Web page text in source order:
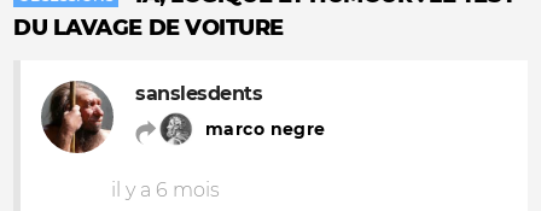
DU LAVAGE DE VOITURE
sanslesdents
marco negre
il y a 6 mois